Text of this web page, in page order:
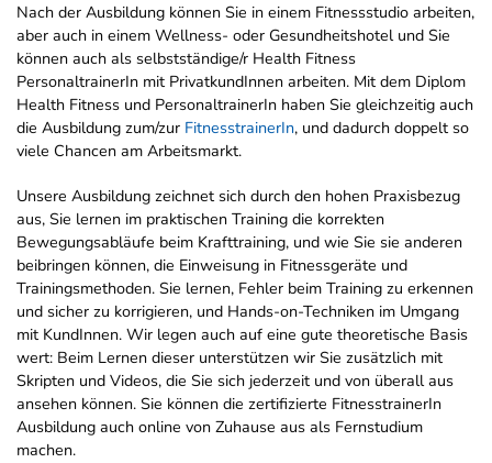
Nach der Ausbildung können Sie in einem Fitnessstudio arbeiten,
aber auch in einem Wellness- oder Gesundheitshotel und Sie
können auch als selbstständige/r Health Fitness
PersonaltrainerIn mit PrivatkundInnen arbeiten. Mit dem Diplom
Health Fitness und PersonaltrainerIn haben Sie gleichzeitig auch
die Ausbildung zum/zur FitnesstrainerIn, und dadurch doppelt so
viele Chancen am Arbeitsmarkt.
Unsere Ausbildung zeichnet sich durch den hohen Praxisbezug
aus, Sie lernen im praktischen Training die korrekten
Bewegungsabläufe beim Krafttraining, und wie Sie sie anderen
beibringen können, die Einweisung in Fitnessgeräte und
Trainingsmethoden. Sie lernen, Fehler beim Training zu erkennen
und sicher zu korrigieren, und Hands-on-Techniken im Umgang
mit KundInnen. Wir legen auch auf eine gute theoretische Basis
wert: Beim Lernen dieser unterstützen wir Sie zusätzlich mit
Skripten und Videos, die Sie sich jederzeit und von überall aus
ansehen können. Sie können die zertifizierte FitnesstrainerIn
Ausbildung auch online von Zuhause aus als Fernstudium
machen.